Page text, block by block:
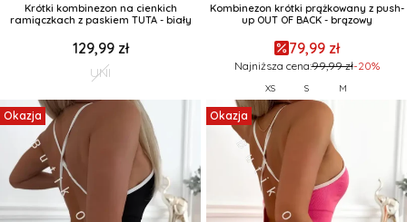
Krótki kombinezon na cienkich
ramiączkach z paskiem TUTA - biały
129,99 zł
UNI
Kombinezon krótki prążkowany z push-
up OUT OF BACK - brązowy
79,99 zł
Najniższa cena:99,99 zł-20%
XS S M
Okazja Okazja